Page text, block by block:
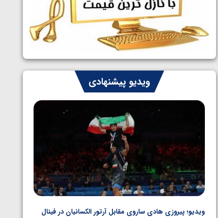
دوم کشتی فرنگی نوجوانان جهان
1405/05/06
ویدیو پیشنهادی
ویدیو؛ پیروزی هادی ساروی مقابل آرتور الکسانیان در فینال